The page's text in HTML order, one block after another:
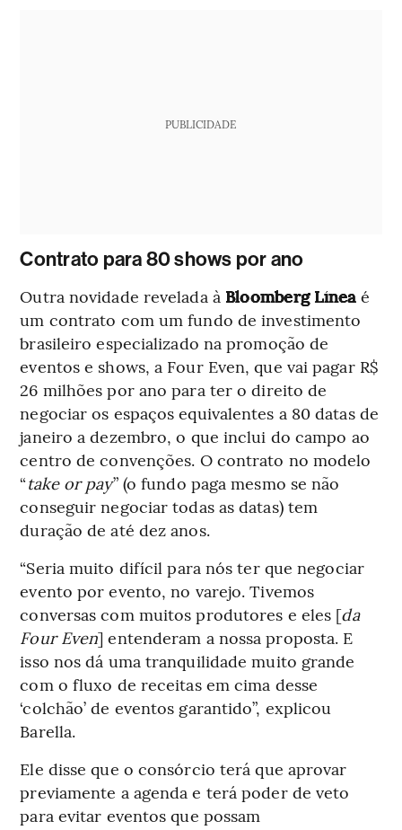
PUBLICIDADE
Contrato para 80 shows por ano
Outra novidade revelada à Bloomberg Líneaé
um contrato com um fundo de investimento
brasileiro especializado na promoção de
eventos e shows, a Four Even, que vai pagar R$
26 milhões por ano para ter o direito de
negociar os espaços equivalentes a 80 datas de
janeiro a dezembro, o que inclui do campo ao
centro de convenções. O contrato no modelo
“take or pay” (o fundo paga mesmo se não
conseguir negociar todas as datas) tem
duração de até dez anos.
“Seria muito difícil para nós ter que negociar
evento por evento, no varejo. Tivemos
conversas com muitos produtores e eles [da
Four Even] entenderam a nossa proposta. E
isso nos dá uma tranquilidade muito grande
com o fluxo de receitas em cima desse
‘colchão’ de eventos garantido”, explicou
Barella.
Ele disse que o consórcio terá que aprovar
previamente a agenda e terá poder de veto
para evitar eventos que possam